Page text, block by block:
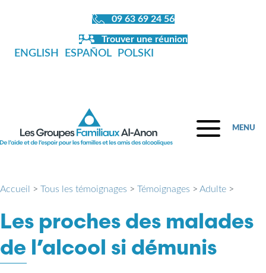
09 63 69 24 56
Trouver une réunion
ENGLISH ESPAÑOL POLSKI
MENU
Accueil > Tous les témoignages > Témoignages > Adulte >
Les proches des malades
de l’alcool si démunis